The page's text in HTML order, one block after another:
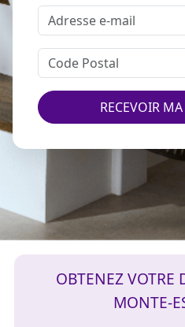
RECEVOIR
OBTENEZ VOTRE
MONTE-